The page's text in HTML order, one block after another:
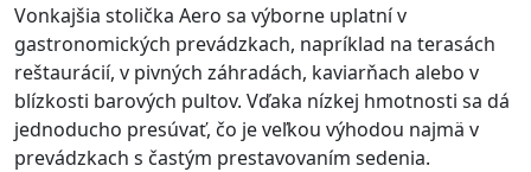
Vonkajšia stolička Aero sa výborne uplatní v
gastronomických prevádzkach, napríklad na terasách
reštaurácií, v pivných záhradách, kaviarňach alebo v
blízkosti barových pultov. Vďaka nízkej hmotnosti sa dá
jednoducho presúvať, čo je veľkou výhodou najmä v
prevádzkach s častým prestavovaním sedenia.